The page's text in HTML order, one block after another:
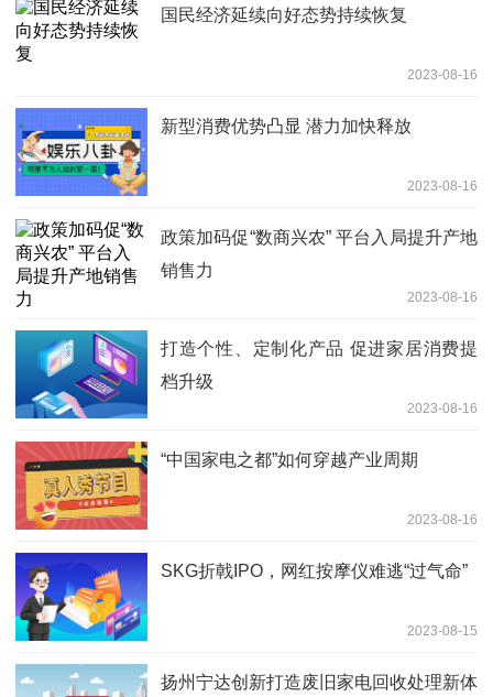
国民经济延续向好态势持续恢复
2023-08-16
新型消费优势凸显 潜力加快释放
2023-08-16
政策加码促“数商兴农” 平台入局提升产地
销售力
2023-08-16
打造个性、定制化产品 促进家居消费提
档升级
2023-08-16
“中国家电之都”如何穿越产业周期
2023-08-16
SKG折戟IPO，网红按摩仪难逃“过气命”
2023-08-15
扬州宁达创新打造废旧家电回收处理新体